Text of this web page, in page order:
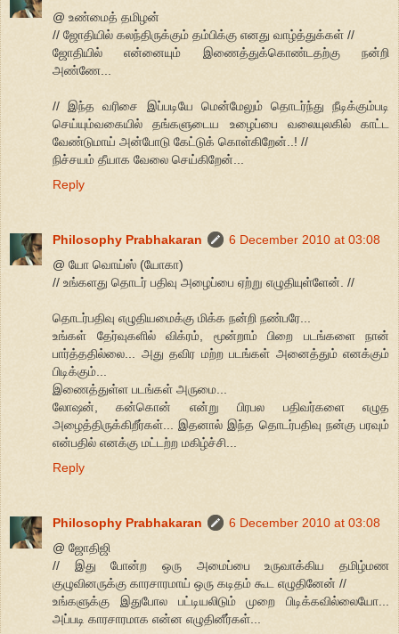
@ உண்மைத் தமிழன்
// ஜோதியில் கலந்திருக்கும் தம்பிக்கு எனது வாழ்த்துக்கள் //
ஜோதியில் என்னையும் இணைத்துக்கொண்டதற்கு நன்றி
அண்ணே...
// இந்த வரிசை இப்படியே மென்மேலும் தொடர்ந்து நீடிக்கும்படி
செய்யும்வகையில் தங்களுடைய உழைப்பை வலையுலகில் காட்ட
வேண்டுமாய் அன்போடு கேட்டுக் கொள்கிறேன்..! //
நிச்சயம் தீயாக வேலை செய்கிறேன்...
Reply
Philosophy Prabhakaran
6 December 2010 at 03:08
@ யோ வொய்ஸ் (யோகா)
// உங்களது தொடர் பதிவு அழைப்பை ஏற்று எழுதியுள்ளேன். //
தொடர்பதிவு எழுதியமைக்கு மிக்க நன்றி நண்பரே...
உங்கள் தேர்வுகளில் விக்ரம், மூன்றாம் பிறை படங்களை நான்
பார்த்ததில்லை... அது தவிர மற்ற படங்கள் அனைத்தும் எனக்கும்
பிடிக்கும்...
இணைத்துள்ள படங்கள் அருமை...
லோஷன், கன்கொன் என்று பிரபல பதிவர்களை எழுத
அழைத்திருக்கிறீர்கள்... இதனால் இந்த தொடர்பதிவு நன்கு பரவும்
என்பதில் எனக்கு மட்டற்ற மகிழ்ச்சி...
Reply
Philosophy Prabhakaran
6 December 2010 at 03:08
@ ஜோதிஜி
// இது போன்ற ஒரு அமைப்பை உருவாக்கிய தமிழ்மண
குழுவினருக்கு காரசாரமாய் ஒரு கடிதம் கூட எழுதினேன் //
உங்களுக்கு இதுபோல பட்டியலிடும் முறை பிடிக்கவில்லையோ...
அப்படி காரசாரமாக என்ன எழுதினீர்கள்...